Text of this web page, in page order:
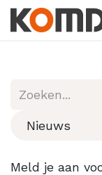
Overslaan naar
Nieuws
Meld je aan